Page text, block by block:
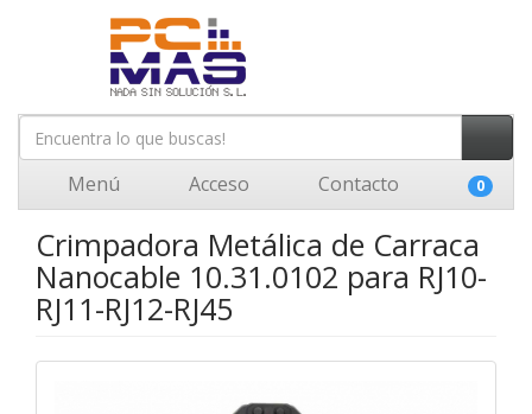
Menú Acceso Contacto 0
Crimpadora Metálica de Carraca
Nanocable 10.31.0102 para RJ10-
RJ11-RJ12-RJ45